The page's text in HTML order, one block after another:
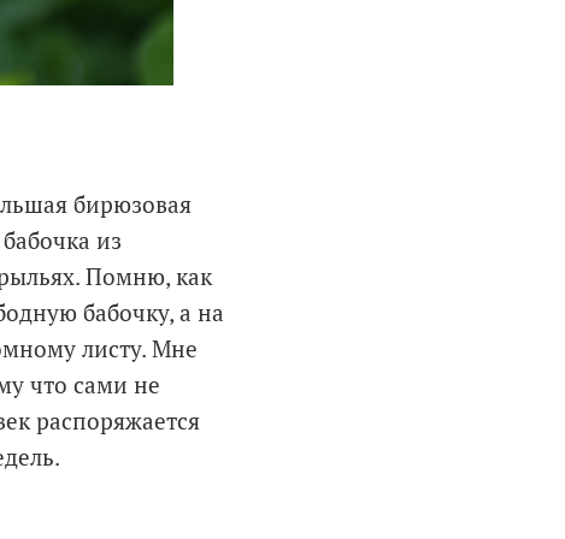
бирюзовая
из
Помню, как
бабочку, а на
листу. Мне
что сами не
распоряжается